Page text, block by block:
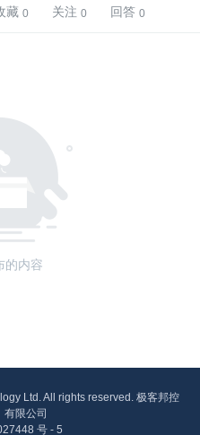
藏 关注 回答
的内容
Ltd. All rights reserved. 极客邦控
有限公司
号 - 5